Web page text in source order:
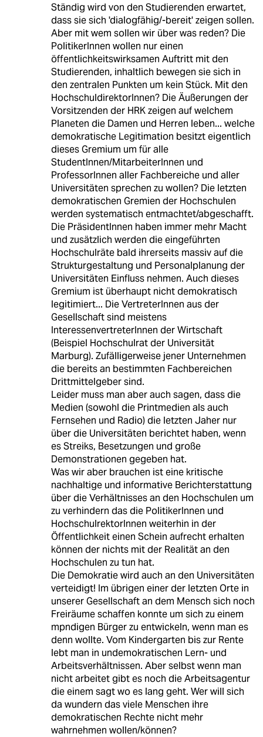
Ständig wird von den Studierenden erwartet,
dass sie sich 'dialogfähig/-bereit' zeigen sollen.
Aber mit wem sollen wir über was reden? Die
PolitikerInnen wollen nur einen
öffentlichkeitswirksamen Auftritt mit den
Studierenden, inhaltlich bewegen sie sich in
den zentralen Punkten um kein Stück. Mit den
HochschuldirektorInnen? Die Äußerungen der
Vorsitzenden der HRK zeigen auf welchem
Planeten die Damen und Herren leben... welche
demokratische Legitimation besitzt eigentlich
dieses Gremium um für alle
StudentInnen/MitarbeiterInnen und
ProfessorInnen aller Fachbereiche und aller
Universitäten sprechen zu wollen? Die letzten
demokratischen Gremien der Hochschulen
werden systematisch entmachtet/abgeschafft.
Die PräsidentInnen haben immer mehr Macht
und zusätzlich werden die eingeführten
Hochschulräte bald ihrerseits massiv auf die
Strukturgestaltung und Personalplanung der
Universitäten Einfluss nehmen. Auch dieses
Gremium ist überhaupt nicht demokratisch
legitimiert... Die VertreterInnen aus der
Gesellschaft sind meistens
InteressenvertreterInnen der Wirtschaft
(Beispiel Hochschulrat der Universität
Marburg). Zufälligerweise jener Unternehmen
die bereits an bestimmten Fachbereichen
Drittmittelgeber sind.
Leider muss man aber auch sagen, dass die
Medien (sowohl die Printmedien als auch
Fernsehen und Radio) die letzten Jaher nur
über die Universitäten berichtet haben, wenn
es Streiks, Besetzungen und große
Demonstrationen gegeben hat.
Was wir aber brauchen ist eine kritische
nachhaltige und informative Berichterstattung
über die Verhältnisses an den Hochschulen um
zu verhindern das die PolitikerInnen und
HochschulrektorInnen weiterhin in der
Öffentlichkeit einen Schein aufrecht erhalten
können der nichts mit der Realität an den
Hochschulen zu tun hat.
Die Demokratie wird auch an den Universitäten
verteidigt! Im übrigen einer der letzten Orte in
unserer Gesellschaft an dem Mensch sich noch
Freiräume schaffen konnte um sich zu einem
mpndigen Bürger zu entwickeln, wenn man es
denn wollte. Vom Kindergarten bis zur Rente
lebt man in undemokratischen Lern- und
Arbeitsverhältnissen. Aber selbst wenn man
nicht arbeitet gibt es noch die Arbeitsagentur
die einem sagt wo es lang geht. Wer will sich
da wundern das viele Menschen ihre
demokratischen Rechte nicht mehr
wahrnehmen wollen/können?